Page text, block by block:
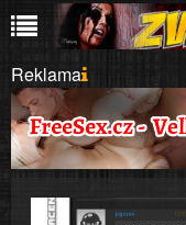
Reklama